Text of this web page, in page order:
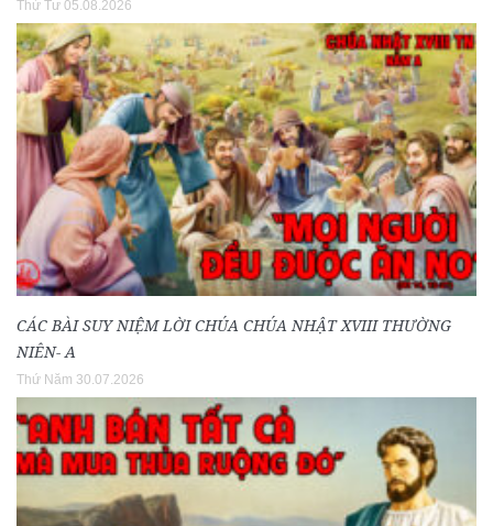
Thứ Tư 05.08.2026
CÁC BÀI SUY NIỆM LỜI CHÚA CHÚA NHẬT XVIII THƯỜNG
NIÊN- A
Thứ Năm 30.07.2026